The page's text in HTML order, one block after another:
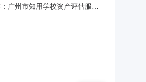
广州市知用学校资产评估服务